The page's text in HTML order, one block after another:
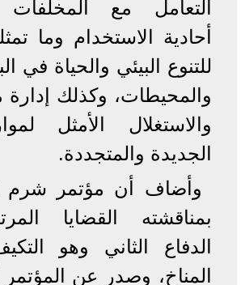
التعامل مع المخلفات
أحادية الاستخدام وما
للتنوع البيئي والحياة في
والمحيطات، وكذلك إدارة
والاستغلال الأمثل
الجديدة والمتجددة.
وأضاف أن مؤتمر شرم
بمناقشته القضايا
الدفاع الثاني وهو
المناخ، وصدر عن